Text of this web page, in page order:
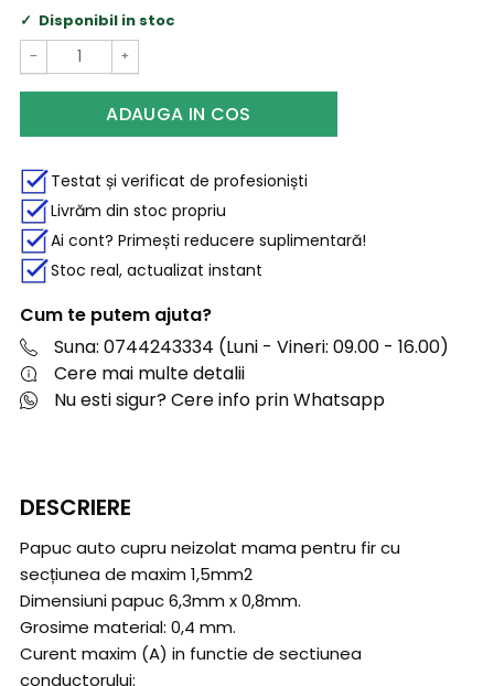
Disponibil in stoc
− +
ADAUGA IN COS
Testat și verificat de profesioniști
Livrăm din stoc propriu
Ai cont? Primești reducere suplimentară!
Stoc real, actualizat instant
Cum te putem ajuta?
Suna: 0744243334 (Luni - Vineri: 09.00 - 16.00)
Cere mai multe detalii
Nu esti sigur? Cere info prin Whatsapp
DESCRIERE
Papuc auto cupru neizolat mama pentru fir cu
secțiunea de maxim 1,5mm2
Dimensiuni papuc 6,3mm x 0,8mm.
Grosime material: 0,4 mm.
Curent maxim (A) in functie de sectiunea
conductorului: